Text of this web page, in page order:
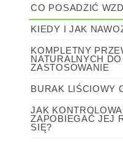
CO POSADZIĆ
KIEDY I JAK
KOMPLETNY
NATURALNYCH
ZASTOSOWANIE
BURAK LIŚCIOWY
JAK
ZAPOBIEGAĆ JEJ
SIĘ?